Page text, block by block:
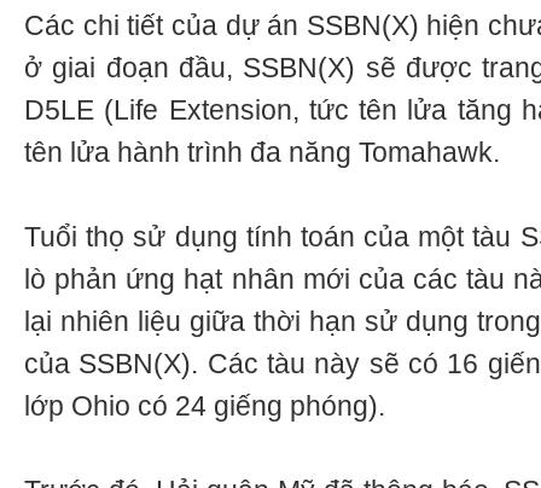
Các chi tiết của dự án SSBN(X) hiện
ở giai đoạn đầu, SSBN(X) sẽ được
D5LE (Life Extension, tức tên lửa tăng
tên lửa hành trình đa năng Tomahawk.
Tuổi thọ sử dụng tính toán của một tàu
lò phản ứng hạt nhân mới của các tàu
lại nhiên liệu giữa thời hạn sử dụng
của SSBN(X). Các tàu này sẽ có 16
lớp Ohio có 24 giếng phóng).